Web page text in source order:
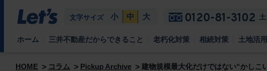
文字サイズ 小 中 大 0120-81-3102
ホーム 三井不動産だからできること 老朽化対策 相続対策 土地活用
HOME コラム Pickup Archive 建物規模最大化だけではない“かしこ